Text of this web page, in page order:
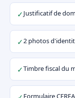
✓Justificatif de
✓2 photos
✓Timbre fiscal du
Formulaire